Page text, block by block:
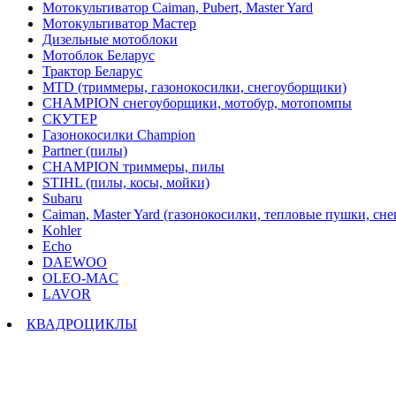
Мотокультиватор Caiman, Pubert, Master Yard
Мотокультиватор Мастер
Дизельные мотоблоки
Мотоблок Беларус
Трактор Беларус
MTD (триммеры, газонокосилки, снегоуборщики)
CHAMPION снегоуборщики, мотобур, мотопомпы
СКУТЕР
Газонокосилки Champion
Partner (пилы)
CHAMPION триммеры, пилы
STIHL (пилы, косы, мойки)
Subaru
Caiman, Master Yard (газонокосилки, тепловые пушки,
Kohler
Echo
DAEWOO
OLEO-MAC
LAVOR
КВАДРОЦИКЛЫ